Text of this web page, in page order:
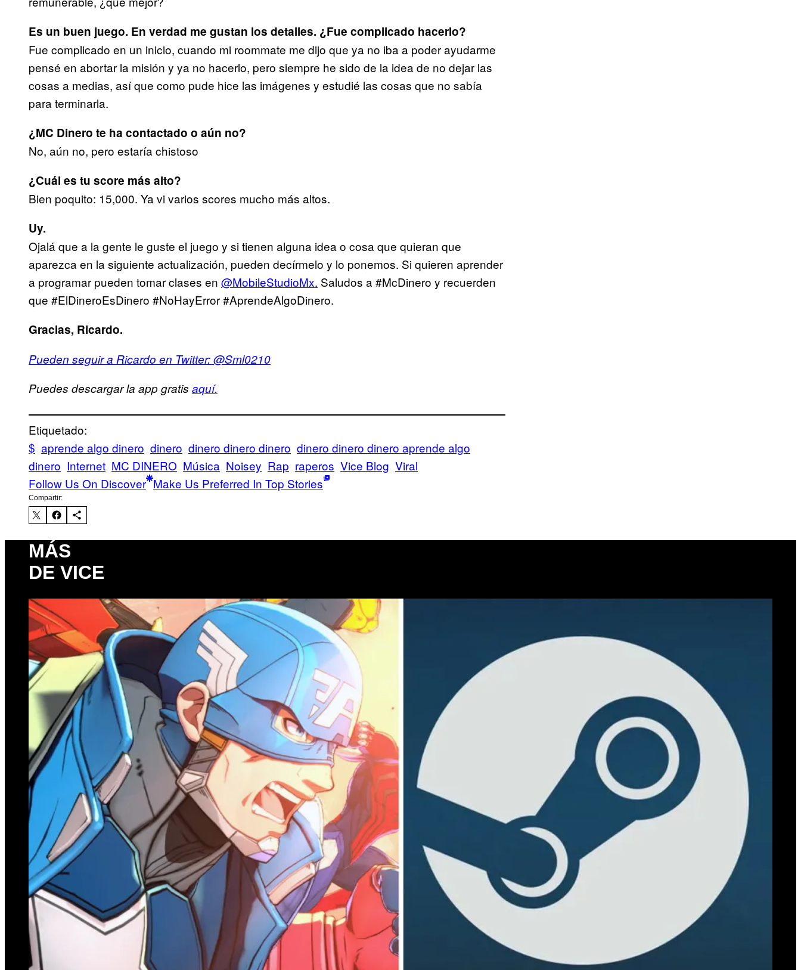
Es un buen juego. En verdad me gustan los detalles. ¿Fue complicado hacerlo?
Fue complicado en un inicio, cuando mi roommate me dijo que ya no iba a poder ayudarme
pensé en abortar la misión y ya no hacerlo, pero siempre he sido de la idea de no dejar las
cosas a medias, así que como pude hice las imágenes y estudié las cosas que no sabía
para terminarla.
¿MC Dinero te ha contactado o aún no?
No, aún no, pero estaría chistoso
¿Cuál es tu score más alto?
Bien poquito: 15,000. Ya vi varios scores mucho más altos.
Uy.
Ojalá que a la gente le guste el juego y si tienen alguna idea o cosa que quieran que
aparezca en la siguiente actualización, pueden decírmelo y lo ponemos. Si quieren aprender
a programar pueden tomar clases en @MobileStudioMx. Saludos a #McDinero y recuerden
que #ElDineroEsDinero #NoHayError #AprendeAlgoDinero.
Gracias, Ricardo.
Pueden seguir a Ricardo en Twitter: @Sml0210
Puedes descargar la app gratis aquí.
Etiquetado:
$ aprende algo dinero dinero dinero dinero dinero dinero dinero dinero aprende algo
dinero Internet MC DINERO Música Noisey Rap raperos Vice Blog Viral
Follow Us On Discover Make Us Preferred In Top Stories
Compartir:
MÁS
DE VICE